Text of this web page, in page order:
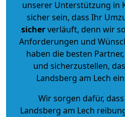
unserer Unterstützung in
sicher sein, dass Ihr
sicherverläuft, denn wir
Anforderungen und
haben die besten
und sicherzustellen,
Landsberg am Lech
Wir sorgen dafür,
Landsberg am Lech